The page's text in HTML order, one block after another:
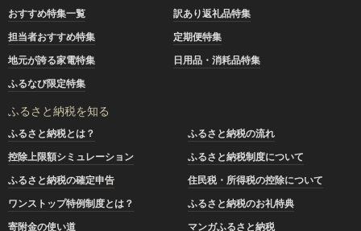
おすすめ特集一覧
訳あり返礼品特集
担当者おすすめ特集
定期便特集
地元が誇る家電特集
日用品・消耗品特集
ふるなび限定特集
ふるさと納税を知る
ふるさと納税とは？
ふるさと納税の流れ
控除上限額シミュレーション
ふるさと納税制度について
ふるさと納税の確定申告
住民税・所得税の控除について
ワンストップ特例制度とは？
ふるさと納税のお礼特典
寄附金の使い道
マンガふるさと納税